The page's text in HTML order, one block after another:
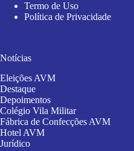
Termo de Uso
Política de Privacidade
Notícias
Eleições AVM
Destaque
Depoimentos
Colégio Vila Militar
Fábrica de Confecções AVM
Hotel AVM
Jurídico